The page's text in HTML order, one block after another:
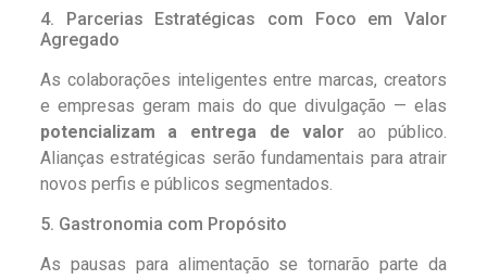
4. Parcerias Estratégicas com Foco em Valor
Agregado
As colaborações inteligentes entre marcas, creators
e empresas geram mais do que divulgação — elas
potencializam a entrega de valor ao público.
Alianças estratégicas serão fundamentais para atrair
novos perfis e públicos segmentados.
5. Gastronomia com Propósito
As pausas para alimentação se tornarão parte da